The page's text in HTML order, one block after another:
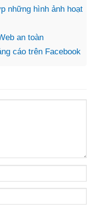
những hình ảnh hoạt
an toàn
cáo trên Facebook